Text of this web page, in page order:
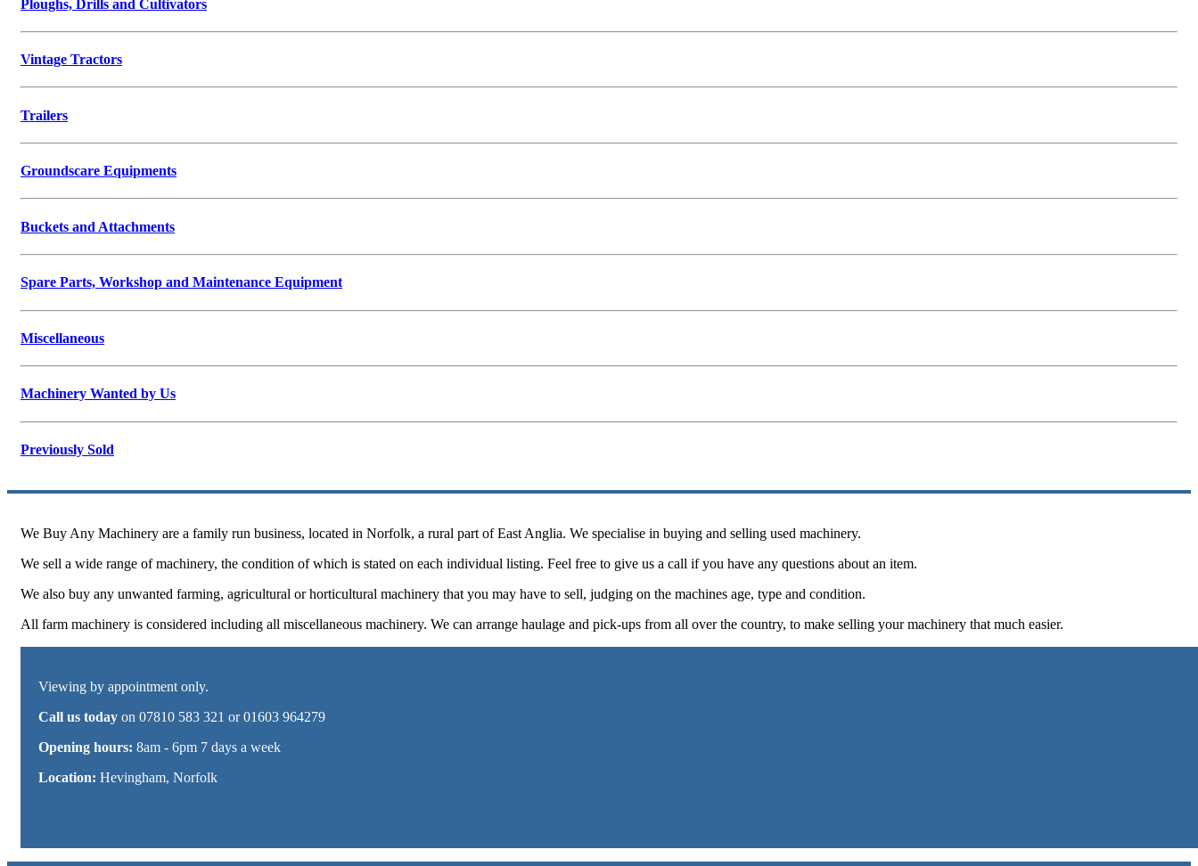
Ploughs, Drills and Cultivators
Vintage Tractors
Trailers
Groundscare Equipments
Buckets and Attachments
Spare Parts, Workshop and Maintenance Equipment
Miscellaneous
Machinery Wanted by Us
Previously Sold
We Buy Any Machinery are a family run business, located in Norfolk, a rural part of East Anglia. We specialise in buying and selling used machinery.
We sell a wide range of machinery, the condition of which is stated on each individual listing. Feel free to give us a call if you have any questions about an item.
We also buy any unwanted farming, agricultural or horticultural machinery that you may have to sell, judging on the machines age, type and condition.
All farm machinery is considered including all miscellaneous machinery. We can arrange haulage and pick-ups from all over the country, to make selling your machinery that much easier.
Viewing by appointment only.
Call us today on 07810 583 321 or 01603 964279
Opening hours: 8am - 6pm 7 days a week
Location: Hevingham, Norfolk